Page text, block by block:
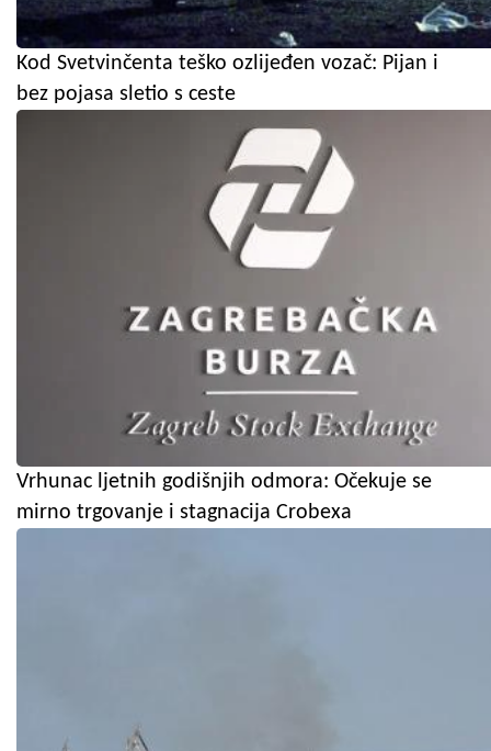
Kod Svetvinčenta teško ozlijeđen vozač: Pijan i
bez pojasa sletio s ceste
Vrhunac ljetnih godišnjih odmora: Očekuje se
mirno trgovanje i stagnacija Crobexa